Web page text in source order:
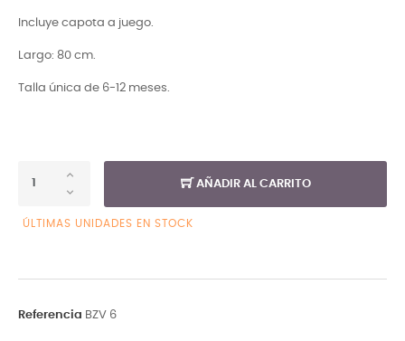
Incluye capota a juego.
Largo: 80 cm.
Talla única de 6-12 meses.
AÑADIR AL CARRITO
ÚLTIMAS UNIDADES EN STOCK
Referencia BZV 6